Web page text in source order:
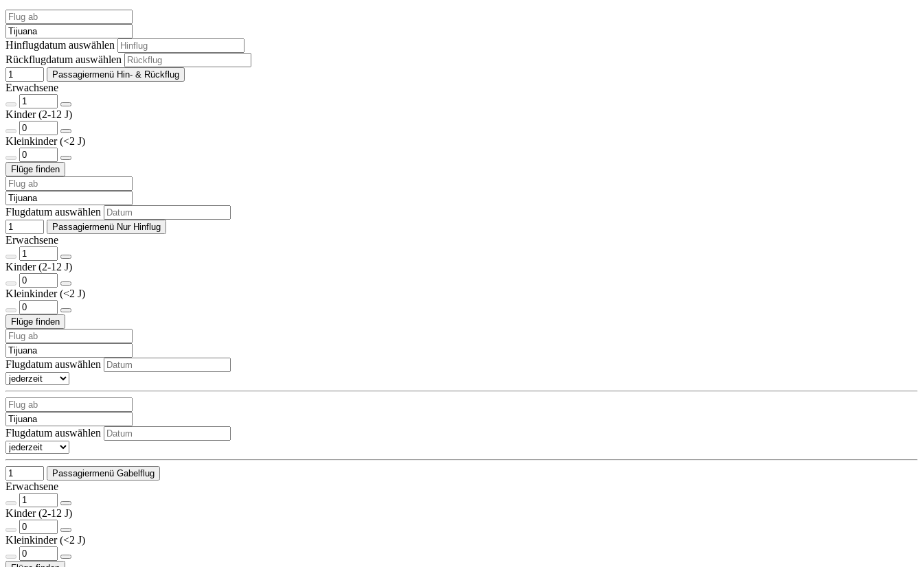
Hinflugdatum auswählen
Rückflugdatum auswählen
Passagiermenü Hin- & Rückflug
Erwachsene
Kinder (2-12 J)
Kleinkinder (<2 J)
Flugdatum auswählen
Passagiermenü Nur Hinflug
Erwachsene
Kinder (2-12 J)
Kleinkinder (<2 J)
Flugdatum auswählen
Flugdatum auswählen
Passagiermenü Gabelflug
Erwachsene
Kinder (2-12 J)
Kleinkinder (<2 J)